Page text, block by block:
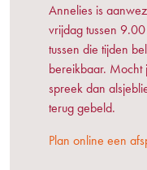
Annelies is
vrijdag tussen
tussen die tijden
bereikbaar. Mocht
spreek dan
terug gebeld.
Plan online een